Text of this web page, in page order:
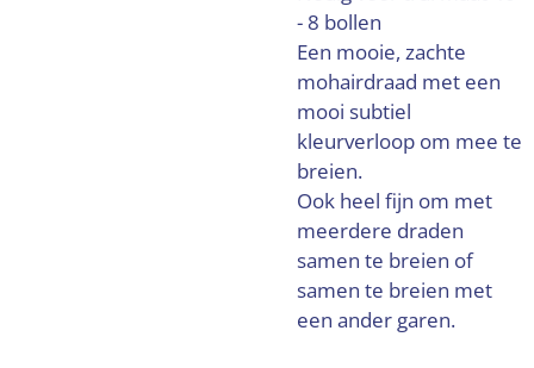
- 8 bollen
Een mooie, zachte
mohairdraad met een
mooi subtiel
kleurverloop om mee te
breien.
Ook heel fijn om met
meerdere draden
samen te breien of
samen te breien met
een ander garen.